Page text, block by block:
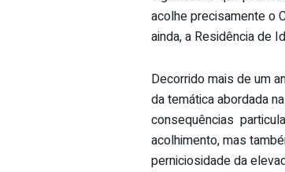
acolhe precisamente o
ainda, a Residência de
Decorrido mais de um
da temática abordada
consequências
acolhimento, mas
perniciosidade da